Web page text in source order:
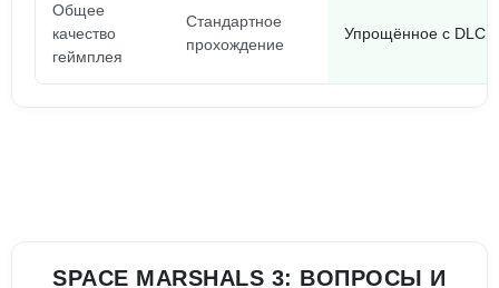
Общее
качество
геймплея
Стандартное
прохождение
Упрощённое с DLC
SPACE MARSHALS 3: ВОПРОСЫ И